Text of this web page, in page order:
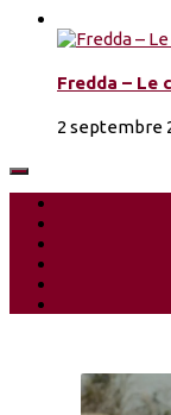
Fredda – Le
2 septembre